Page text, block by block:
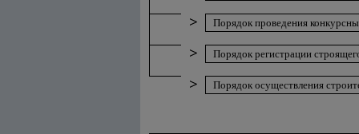
> Порядок проведения
> Порядок регистрации
> Порядок осуществления